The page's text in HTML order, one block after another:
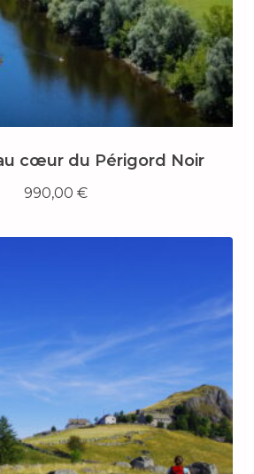
cœur du Périgord Noir
990,00 €